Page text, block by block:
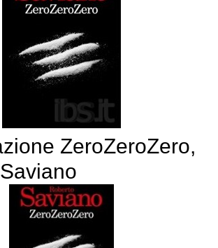
ZeroZeroZero,